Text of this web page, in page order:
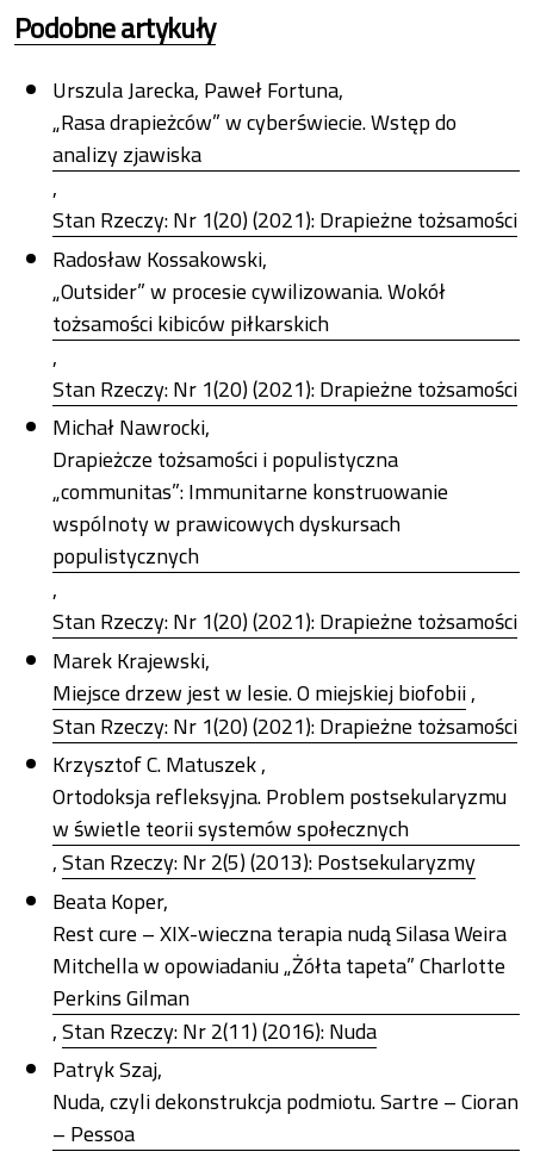
Podobne artykuły
Urszula Jarecka, Paweł Fortuna,
„Rasa drapieżców” w cyberświecie. Wstęp do
analizy zjawiska
,
Stan Rzeczy: Nr 1(20) (2021): Drapieżne tożsamości
Radosław Kossakowski,
„Outsider” w procesie cywilizowania. Wokół
tożsamości kibiców piłkarskich
,
Stan Rzeczy: Nr 1(20) (2021): Drapieżne tożsamości
Michał Nawrocki,
Drapieżcze tożsamości i populistyczna
„communitas”: Immunitarne konstruowanie
wspólnoty w prawicowych dyskursach
populistycznych
,
Stan Rzeczy: Nr 1(20) (2021): Drapieżne tożsamości
Marek Krajewski,
Miejsce drzew jest w lesie. O miejskiej biofobii,
Stan Rzeczy: Nr 1(20) (2021): Drapieżne tożsamości
Krzysztof C. Matuszek ,
Ortodoksja refleksyjna. Problem postsekularyzmu
w świetle teorii systemów społecznych
,Stan Rzeczy: Nr 2(5) (2013): Postsekularyzmy
Beata Koper,
Rest cure – XIX-wieczna terapia nudą Silasa Weira
Mitchella w opowiadaniu „Żółta tapeta” Charlotte
Perkins Gilman
,Stan Rzeczy: Nr 2(11) (2016): Nuda
Patryk Szaj,
Nuda, czyli dekonstrukcja podmiotu. Sartre – Cioran
– Pessoa